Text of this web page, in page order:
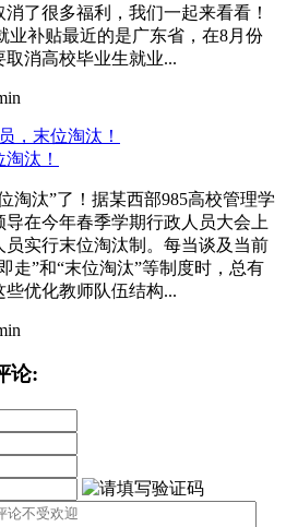
了很多福利，我们一起来看看！
业补贴最近的是广东省，在8月份
消高校毕业生就业...
汰！
淘汰”了！据某西部985高校管理学
导在今年春季学期行政人员大会上
员实行末位淘汰制。每当谈及当前
走”和“末位淘汰”等制度时，总有
些优化教师队伍结构...
论: